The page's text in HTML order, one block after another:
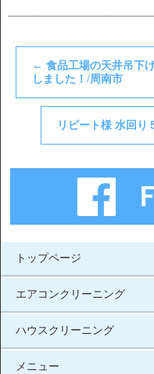
← 食品工場の天井吊下
しました！/周南市
リピート様 水回り
トップページ
エアコンクリーニング
ハウスクリーニング
メニュー